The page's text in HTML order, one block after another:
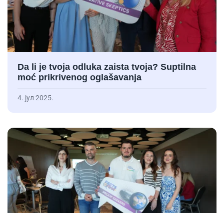
Da li je tvoja odluka zaista tvoja? Suptilna
moć prikrivenog oglašavanja
4. јул 2025.